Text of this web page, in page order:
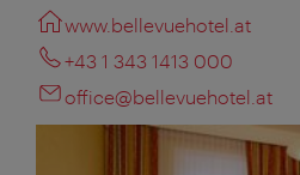
www.bellevuehotel.at
+43 1 343 1413 000
office@bellevuehotel.at